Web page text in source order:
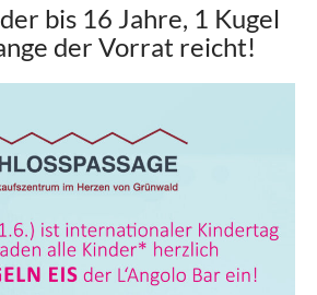
bis 16 Jahre, 1 Kugel
der Vorrat reicht!